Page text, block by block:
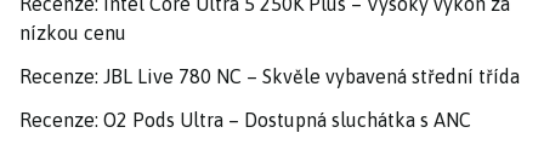
nízkou cenu
Recenze: JBL Live 780 NC – Skvěle vybavená střední třída
Recenze: O2 Pods Ultra – Dostupná sluchátka s ANC